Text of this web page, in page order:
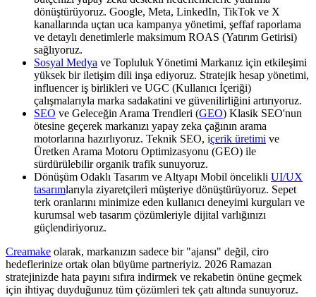
dönüştürüyoruz. Google, Meta, LinkedIn, TikTok ve X
kanallarında uçtan uca kampanya yönetimi, şeffaf raporlama
ve detaylı denetimlerle maksimum ROAS (Yatırım Getirisi)
sağlıyoruz.
Sosyal Medya ve Topluluk Yönetimi Markanız için etkileşimi
yüksek bir iletişim dili inşa ediyoruz. Stratejik hesap yönetimi,
influencer iş birlikleri ve UGC (Kullanıcı İçeriği)
çalışmalarıyla marka sadakatini ve güvenilirliğini artırıyoruz.
SEO ve Geleceğin Arama Trendleri (GEO) Klasik SEO'nun
ötesine geçerek markanızı yapay zeka çağının arama
motorlarına hazırlıyoruz. Teknik SEO, içerik üretimi ve
Üretken Arama Motoru Optimizasyonu (GEO) ile
sürdürülebilir organik trafik sunuyoruz.
Dönüşüm Odaklı Tasarım ve Altyapı Mobil öncelikli UI/UX
tasarımlarıyla ziyaretçileri müşteriye dönüştürüyoruz. Sepet
terk oranlarını minimize eden kullanıcı deneyimi kurguları ve
kurumsal web tasarım çözümleriyle dijital varlığınızı
güçlendiriyoruz.
Creamake olarak, markanızın sadece bir "ajansı" değil, ciro
hedeflerinize ortak olan büyüme partneriyiz. 2026 Ramazan
stratejinizde hata payını sıfıra indirmek ve rekabetin önüne geçmek
için ihtiyaç duyduğunuz tüm çözümleri tek çatı altında sunuyoruz.